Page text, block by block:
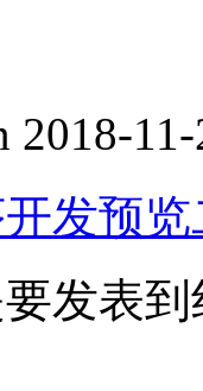
2018-
发预
发表